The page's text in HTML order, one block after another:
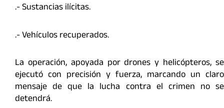
.- Sustancias ilícitas.
.- Vehículos recuperados.
La operación, apoyada por drones y helicópteros, se
ejecutó con precisión y fuerza, marcando un claro
mensaje de que la lucha contra el crimen no se
detendrá.